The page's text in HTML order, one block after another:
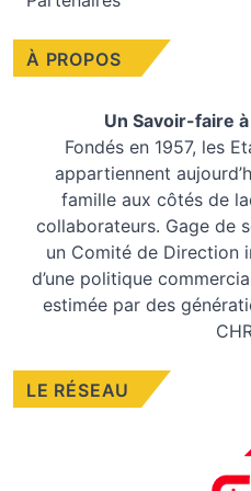
À PROPOS
Un Savoir-faire
Fondés en 1957, les
appartiennent
famille aux côtés de
collaborateurs. Gage de
un Comité de Direction
d’une politique
estimée par des
LE RÉSEAU